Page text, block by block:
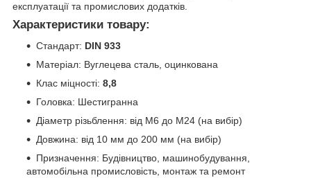
експлуатації та промислових додатків.
Характеристики товару:
Стандарт: DIN 933
Матеріал: Вуглецева сталь, оцинкована
Клас міцності: 8,8
Головка: Шестигранна
Діаметр різьблення: від М6 до М24 (на вибір)
Довжина: від 10 мм до 200 мм (на вибір)
Призначення: Будівництво, машинобудування,
автомобільна промисловість, монтаж та ремонт